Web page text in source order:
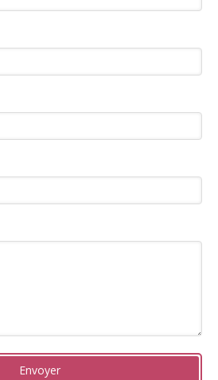
Envoyer